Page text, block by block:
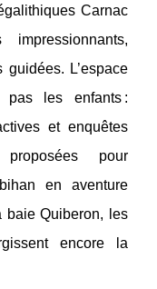
Carnac
L’espace
pas les enfants :
et enquêtes
proposées pour
en aventure
baie Quiberon, les
encore la